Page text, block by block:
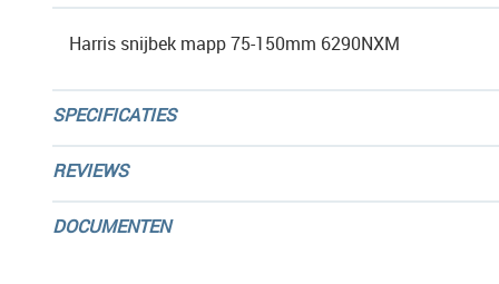
Harris snijbek mapp 75-150mm 6290NXM
SPECIFICATIES
REVIEWS
DOCUMENTEN